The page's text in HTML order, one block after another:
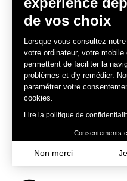
de vos choix
Lorsque vous consultez
votre ordinateur, votre
permettent de faciliter la
problèmes et d'y remédier.
paramétrer votre
cookies.
Lire la politique de
Consentements
Non merci